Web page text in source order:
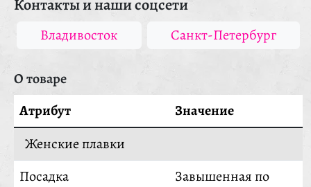
Контакты и наши соцсети
Владивосток Санкт-Петербург
О товаре
Атрибут
Значение
Женские плавки
Посадка
Завышенная по